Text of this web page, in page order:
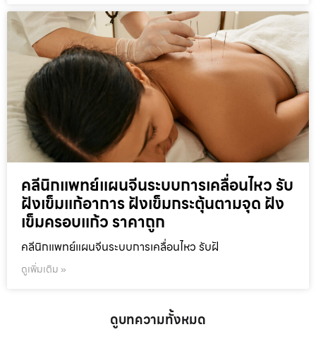
คลีนิกแพทย์แผนจีนระบบการเคลื่อนไหว รับ
ฝังเข็มแก้อาการ ฝังเข็มกระตุ้นตามจุด ฝัง
เข็มครอบแก้ว ราคาถูก
คลีนิกแพทย์แผนจีนระบบการเคลื่อนไหว รับฝั
ดูเพิ่มเติม »
ดูบทความทั้งหมด